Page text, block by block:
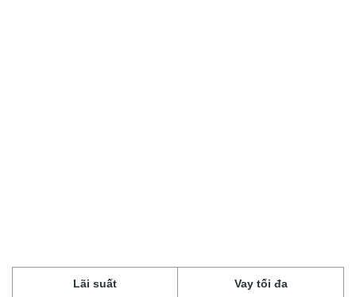
Lãi suất Vay tối đa